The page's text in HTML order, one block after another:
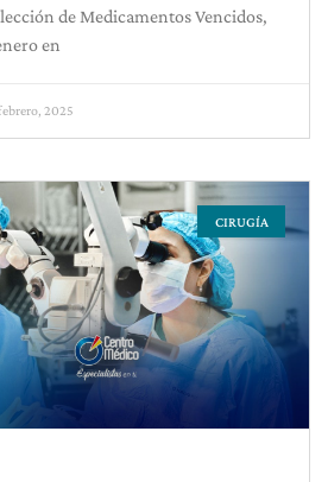
de Medicamentos Vencidos,
en
2025
CIRUGÍA